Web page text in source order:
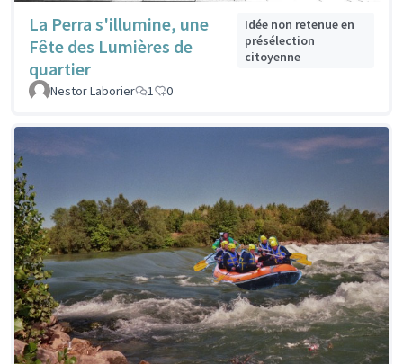
La Perra s'illumine, une
Fête des Lumières de
quartier
Idée non retenue en
présélection
citoyenne
Nestor Laborier 1 0